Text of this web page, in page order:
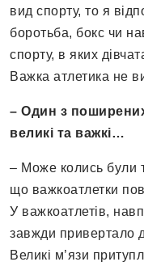
вид спорту, то я
боротьба, бокс чи
спорту, в яких
Важка атлетика не
– Один з
великі та важкі…
– Може колись були
що важкоатлетки
У важкоатлетів,
завжди привертало
Великі м’язи